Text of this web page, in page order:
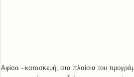
Αφίσα - κατασκευή, στα πλαίσια του